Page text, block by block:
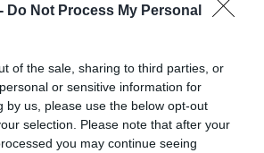
Do Not Process My Personal
of the sale, sharing to third parties, or
or sensitive information for
by us, please use the below opt-out
selection. Please note that after your
you may continue seeing
mat
Kall mat
Skriv ut
Medel:4.4(19 röster)